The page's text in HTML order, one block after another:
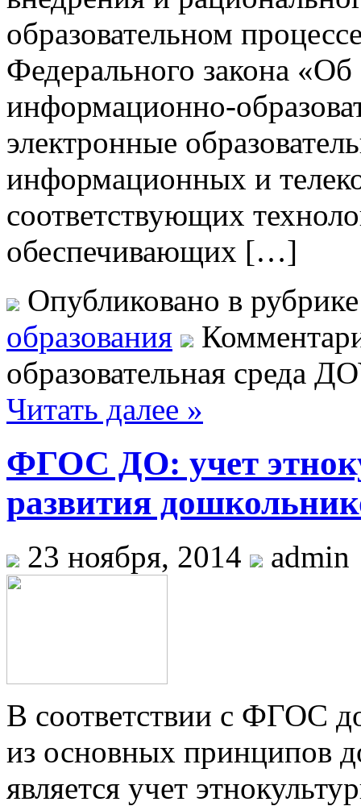
образовательном
Федерального закона
информационно-
электронные
информационных и
соответствующих
обеспечивающих […]
Опубликовано в
образования
образовательная среда
Читать далее »
ФГОС ДО: учет
развития
23 ноября, 2014 admin
В соответствии с ФГОС
из основных принципов
является учет